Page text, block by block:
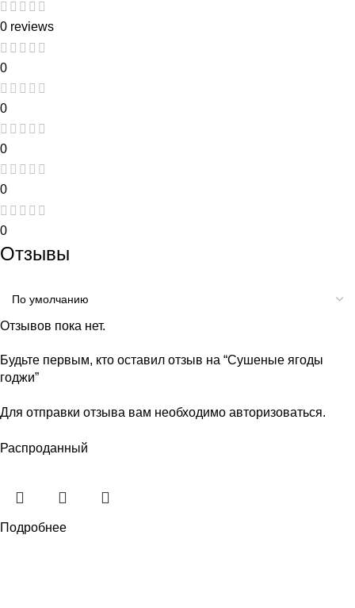
0 reviews
0
0
0
0
0
Отзывы
Отзывов пока нет.
Будьте первым, кто оставил отзыв на “Сушеные ягоды
годжи”
Для отправки отзыва вам необходимо авторизоваться.
Распроданный
Подробнее